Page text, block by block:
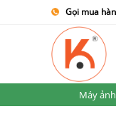
Gọi mua
Máy ảnh